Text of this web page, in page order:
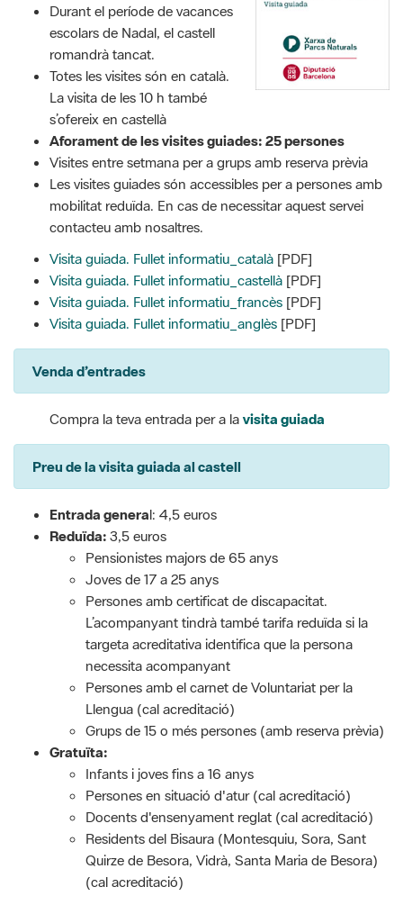
Durant el període de vacances
escolars de Nadal, el castell
romandrà tancat.
Totes les visites són en català.
La visita de les 10 h també
s’ofereix en castellà
Aforament de les visites guiades: 25 persones
Visites entre setmana per a grups amb reserva prèvia
Les visites guiades són accessibles per a persones amb
mobilitat reduïda. En cas de necessitar aquest servei
contacteu amb nosaltres.
Visita guiada. Fullet informatiu_català [PDF]
Visita guiada. Fullet informatiu_castellà [PDF]
Visita guiada. Fullet informatiu_francès [PDF]
Visita guiada. Fullet informatiu_anglès [PDF]
Venda d’entrades
Compra la teva entrada per a la visita guiada
Preu de la visita guiada al castell
Entrada general: 4,5 euros
Reduïda: 3,5 euros
Pensionistes majors de 65 anys
Joves de 17 a 25 anys
Persones amb certificat de discapacitat.
L’acompanyant tindrà també tarifa reduïda si la
targeta acreditativa identifica que la persona
necessita acompanyant
Persones amb el carnet de Voluntariat per la
Llengua (cal acreditació)
Grups de 15 o més persones (amb reserva prèvia)
Gratuïta:
Infants i joves fins a 16 anys
Persones en situació d'atur (cal acreditació)
Docents d'ensenyament reglat (cal acreditació)
Residents del Bisaura (Montesquiu, Sora, Sant
Quirze de Besora, Vidrà, Santa Maria de Besora)
(cal acreditació)